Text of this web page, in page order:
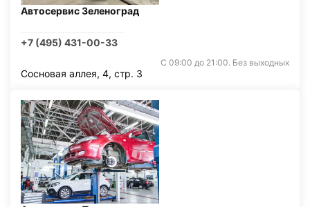
Автосервис Зеленоград
+7 (495) 431-00-33
С 09:00 до 21:00. Без выходных
Сосновая аллея, 4, стр. 3